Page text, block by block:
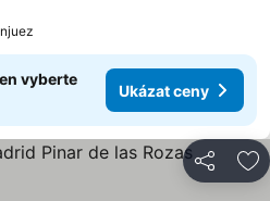
vyberte
Ukázat ceny
Sdílet